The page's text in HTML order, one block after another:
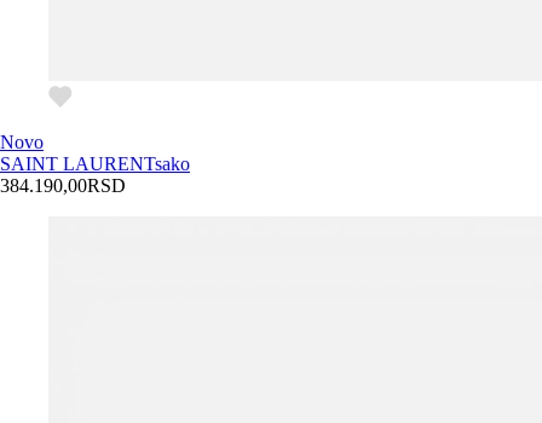
Novo
SAINT LAURENTsako
384.190,00RSD